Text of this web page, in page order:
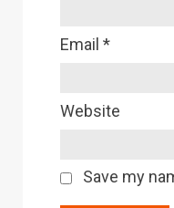
Email *
Website
Save my